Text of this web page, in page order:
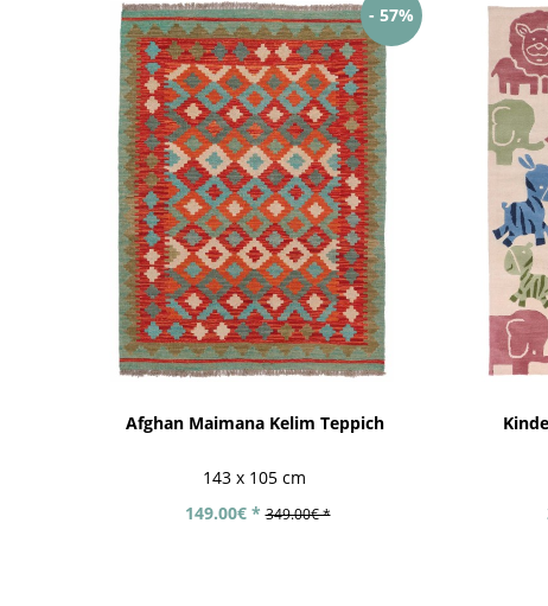
- 57%
Afghan Maimana Kelim Teppich
143 x 105 cm
149.00€ * 349.00€ *